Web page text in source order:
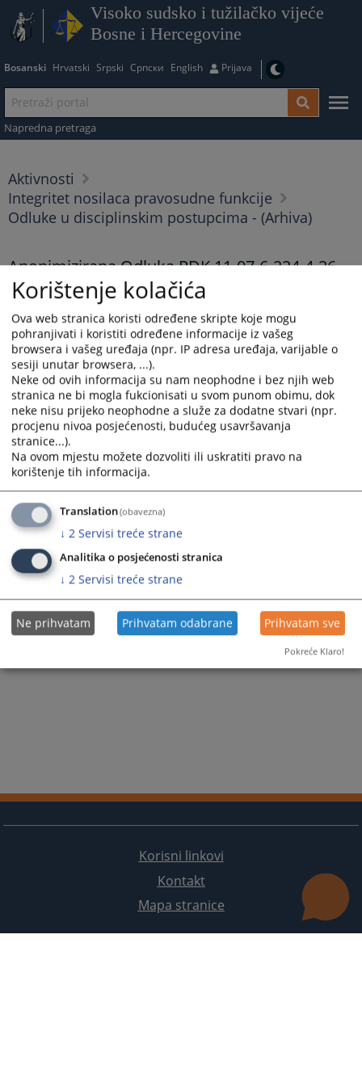
Visoko sudsko i tužilačko vijeće
Bosne i Hercegovine
Bosanski Hrvatski Srpski Српски English Prijava
Napredna pretraga
Aktivnosti
Integritet nosilaca pravosudne funkcije
Odluke u disciplinskim postupcima - (Arhiva)
Anonimizirana Odluka PDK 11-07-6-224-4-26
17.04.2026.
Anonimizirana Odluka PDK 11-07-6-224-4-26
Prikazana vijest je na: Bosanski jezik
294 PREGLEDA
Korisni linkovi
Kontakt
Mapa stranice
Korištenje kolačića
Ova web stranica koristi određene skripte koje mogu
pohranjivati i koristiti određene informacije iz vašeg
browsera i vašeg uređaja (npr. IP adresa uređaja, varijable o
sesiji unutar browsera, ...).
Neke od ovih informacija su nam neophodne i bez njih web
stranica ne bi mogla fukcionisati u svom punom obimu, dok
neke nisu prijeko neophodne a služe za dodatne stvari (npr.
procjenu nivoa posjećenosti, budućeg usavršavanja
stranice...).
Na ovom mjestu možete dozvoliti ili uskratiti pravo na
korištenje tih informacija.
Translation(obavezna)
↓ 2 Servisi treće strane
Analitika o posjećenosti stranica
↓ 2 Servisi treće strane
Ne prihvatam Prihvatam odabrane Prihvatam sve
Pokreće Klaro!